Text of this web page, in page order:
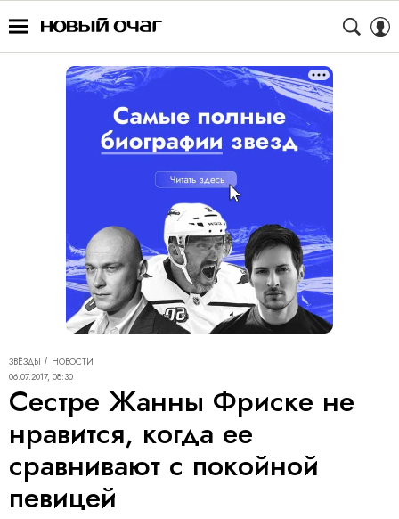
ЗВЁЗДЫ
НОВОСТИ
06.07.2017, 08:30
Сестре Жанны Фриске не
нравится, когда ее
сравнивают с покойной
певицей